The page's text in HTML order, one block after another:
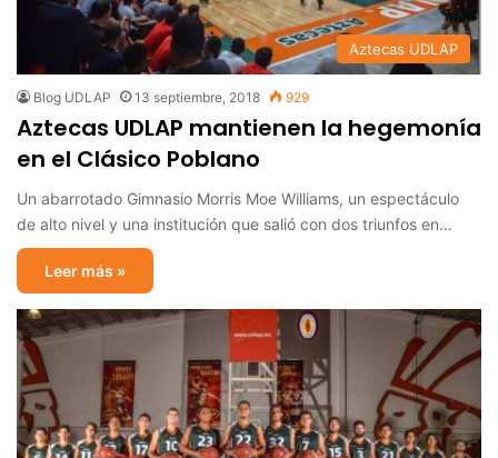
Aztecas UDLAP
Blog UDLAP 13 septiembre, 2018 929
Aztecas UDLAP mantienen la hegemonía
en el Clásico Poblano
Un abarrotado Gimnasio Morris Moe Williams, un espectáculo
de alto nivel y una institución que salió con dos triunfos en…
Leer más »